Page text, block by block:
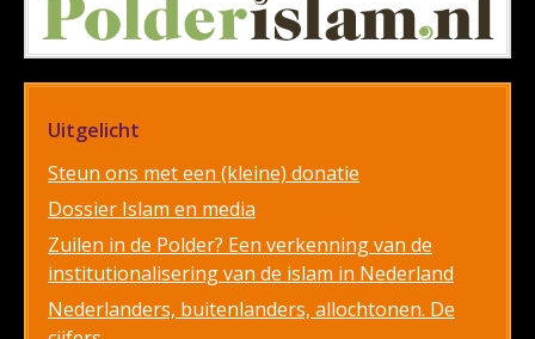
Uitgelicht
Steun ons met een (kleine) donatie
Dossier Islam en media
Zuilen in de Polder? Een verkenning van de
institutionalisering van de islam in Nederland
Nederlanders, buitenlanders, allochtonen. De